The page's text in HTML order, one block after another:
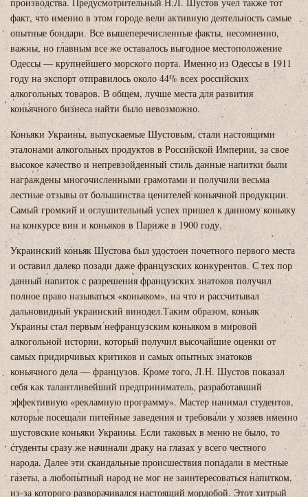
факт, что именно в этом городе вели активную деятельность самые
опытные бондари. Все вышеперечисленные факты, несомненно,
важны, но главным все же оставалось выгодное местоположение
Одессы — крупнейшего морского порта. Именно из Одессы в 1911
году на экспорт отправилось около 44% всех российских
алкогольных товаров. В общем, лучше места для развития
коньячного бизнеса найти было невозможно.
Коньяки Украины, выпускаемые Шустовым, стали настоящими
эталонами алкогольных продуктов в Российской Империи, за свое
высокое качество и непревзойденный стиль данные напитки были
награждены многочисленными грамотами и получили весьма
лестные отзывы от большинства ценителей коньячной продукции.
Самый громкий и оглушительный успех пришел к данному коньяку
на конкурсе вин и коньяков в Париже в 1900 году.
Украинский коньяк Шустова был удостоен почетного первого места
и оставил далеко позади даже французских конкурентов. С тех пор
данный напиток с разрешения французских знатоков получил
полное право называться «коньяком», на что и рассчитывал
дальновидный украинский винодел.Таким образом, коньяк
Украины стал первым нефранцузским коньяком в мировой
алкогольной истории, который получил высочайшие оценки от
самых придирчивых критиков и самых опытных знатоков
коньячного дела — французов. Кроме того, Л.Н. Шустов показал
себя как талантливейший предприниматель, разработавший
эффективную «рекламную программу». Мастер нанимал студентов,
которые посещали питейные заведения и требовали у хозяев именно
шустовские коньяки Украины. Если таковых в меню не было, то
студенты сразу же начинали драку на глазах у всего честного
народа. Далее эти скандальные происшествия попадали в местные
газеты, а любопытный народ не мог не заинтересоваться напитком,
из-за которого разворачивался настоящий мордобой. Этот хитрый